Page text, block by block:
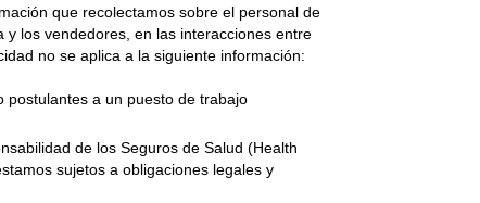
que recolectamos sobre el personal de
los vendedores, en las interacciones entre
no se aplica a la siguiente información:
postulantes a un puesto de trabajo
de los Seguros de Salud (Health
sujetos a obligaciones legales y